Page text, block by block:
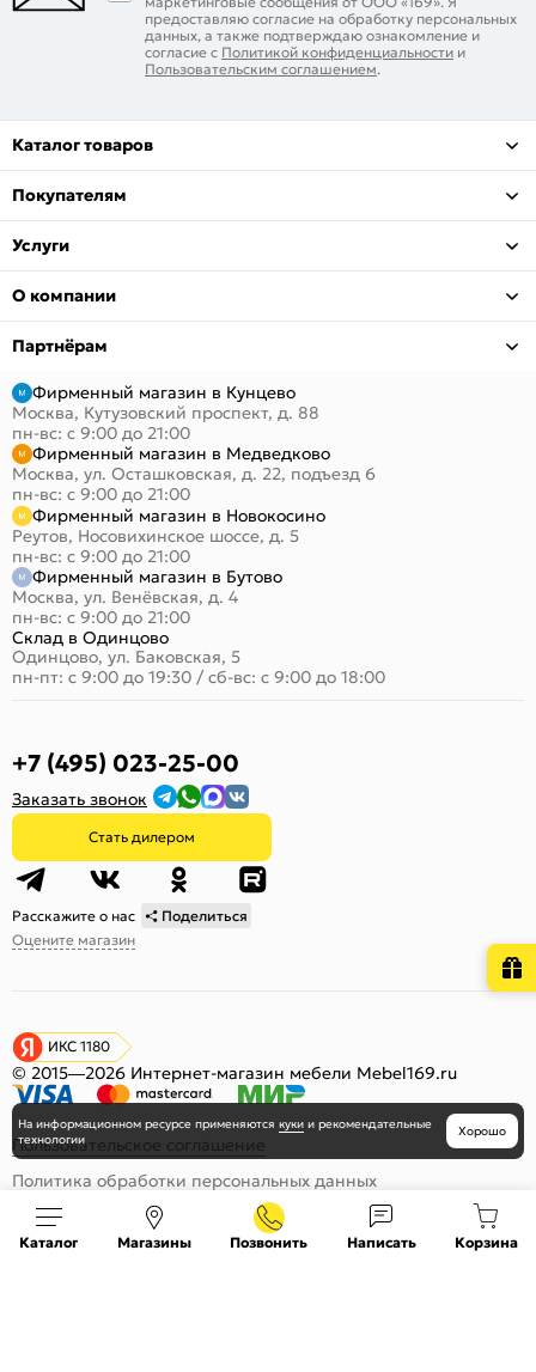
предоставляю согласие на обработку персональных
данных, а также подтверждаю ознакомление и
согласие с Политикой конфиденциальности и
Пользовательским соглашением.
Каталог товаров
Покупателям
Услуги
О компании
Партнёрам
Фирменный магазин в Кунцево
Москва, Кутузовский проспект, д. 88
пн-вс: с 9:00 до 21:00
Фирменный магазин в Медведково
Москва, ул. Осташковская, д. 22, подъезд 6
пн-вс: с 9:00 до 21:00
Фирменный магазин в Новокосино
Реутов, Носовихинское шоссе, д. 5
пн-вс: с 9:00 до 21:00
Фирменный магазин в Бутово
Москва, ул. Венёвская, д. 4
пн-вс: с 9:00 до 21:00
Склад в Одинцово
Одинцово, ул. Баковская, 5
пн-пт: с 9:00 до 19:30 / сб-вс: с 9:00 до 18:00
+7 (495) 023-25-00
Заказать звонок
Стать дилером
Расскажите о нас
Поделиться
Оцените магазин
ИКС 1180
© 2015—2026 Интернет-магазин мебели Mebel169.ru
Пользовательское соглашение
Политика обработки персональных данных
Карта сайта
Каталог Магазины Позвонить Написать Корзина
На информационном ресурсе применяются куки и рекомендательные
технологии
Хорошо